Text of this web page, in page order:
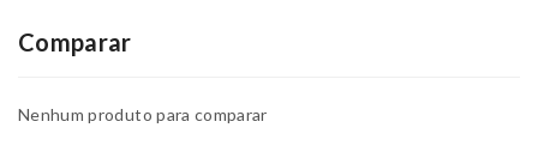
Comparar
Nenhum produto para comparar